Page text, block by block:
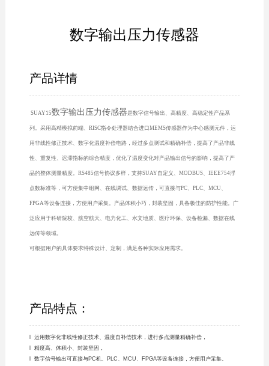
数字输出压力传感器
产品详情
SUAY15数字输出压力传感器是数字信号输出、高精度、高稳定性产品系
列。采用高精模拟前端、RISC指令处理器结合进口MEMS传感器作为中心感测元件，运
用非线性修正技术、数字化温度补偿电路，经过多点测试和精确补偿，提高了产品非线
性、重复性、迟滞指标的综合精度，优化了温度变化对产品输出信号的影响，提高了产
品的整体测量精度。RS485信号协议多样，支持SUAY自定义、MODBUS、IEEE754浮
点数标准等，可方便集中组网、在线调试、数据远传，可直接与PC、PLC、MCU、
FPGA等设备连接，方便用户采集。产品体积小巧，封装坚固，具备极佳的防护性能。广
泛应用于科研院校、航空航天、电力化工、水文地质、医疗环保、设备检漏、数据在线
远传等领域。
可根据用户的具体要求特殊设计、定制，满足各种实际应用需求。
产品特点：
l 运用数字化非线性修正技术、温度自补偿技术，进行多点测量精确补偿，
l 精度高、体积小、封装坚固，
l 数字信号输出可直接与PC机、PLC、MCU、FPGA等设备连接，方便用户采集。